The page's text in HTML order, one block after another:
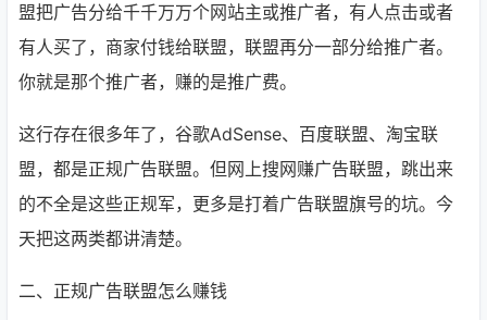
盟把广告分给千千万万个网站主或推广者，有人点击或者
有人买了，商家付钱给联盟，联盟再分一部分给推广者。
你就是那个推广者，赚的是推广费。
这行存在很多年了，谷歌AdSense、百度联盟、淘宝联
盟，都是正规广告联盟。但网上搜网赚广告联盟，跳出来
的不全是这些正规军，更多是打着广告联盟旗号的坑。今
天把这两类都讲清楚。
二、正规广告联盟怎么赚钱